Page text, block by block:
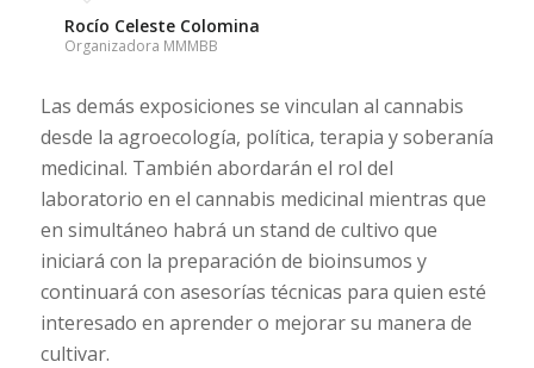
Rocío Celeste Colomina
Organizadora MMMBB
Las demás exposiciones se vinculan al cannabis
desde la agroecología, política, terapia y soberanía
medicinal. También abordarán el rol del
laboratorio en el cannabis medicinal mientras que
en simultáneo habrá un stand de cultivo que
iniciará con la preparación de bioinsumos y
continuará con asesorías técnicas para quien esté
interesado en aprender o mejorar su manera de
cultivar.